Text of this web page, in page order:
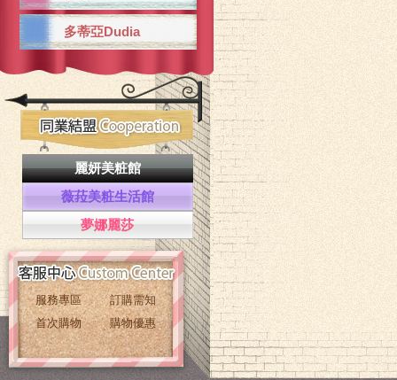
多蒂亞Dudia
麗妍美粧館
薇菈美粧生活館
夢娜麗莎
服務專區
訂購需知
首次購物
購物優惠